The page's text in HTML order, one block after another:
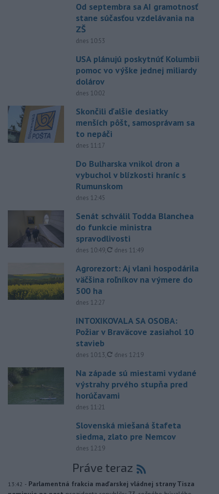
Od septembra sa AI gramotnosť
stane súčasťou vzdelávania na
ZŠ
dnes 10:53
USA plánujú poskytnúť Kolumbii
pomoc vo výške jednej miliardy
dolárov
dnes 10:02
Skončili ďalšie desiatky
menších pôšt, samosprávam sa
to nepáči
dnes 11:17
Do Bulharska vnikol dron a
vybuchol v blízkosti hraníc s
Rumunskom
dnes 12:45
Senát schválil Todda Blanchea
do funkcie ministra
spravodlivosti
dnes 10:49, aktualizované
dnes 11:49
Agrorezort: Aj vlani hospodárila
väčšina roľníkov na výmere do
500 ha
dnes 12:27
INTOXIKOVALA SA OSOBA:
Požiar v Braväcove zasiahol 10
stavieb
dnes 10:13, aktualizované
dnes 12:19
Na západe sú miestami vydané
výstrahy prvého stupňa pred
horúčavami
dnes 11:21
Slovenská miešaná štafeta
siedma, zlato pre Nemcov
dnes 12:19
Práve teraz
13:42 - Parlamentná frakcia maďarskej vládnej strany Tisza